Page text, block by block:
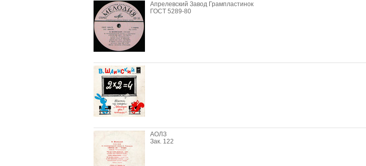
Апрелевский Завод Грампластинок
ГОСТ 5289-80
АОЛЗ
Зак. 122